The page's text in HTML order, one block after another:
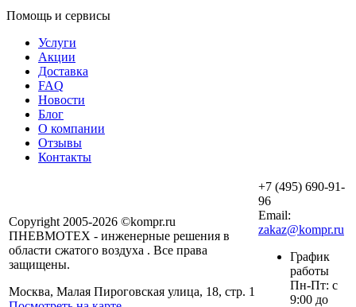
Помощь и сервисы
Услуги
Акции
Доставка
FAQ
Новости
Блог
О компании
Отзывы
Контакты
Copyright 2005-2026 ©kompr.ru
ПНЕВМОТЕХ - инженерные решения в
области сжатого воздуха . Все права
защищены.
Москва, Малая Пироговская улица, 18, стр. 1
+7 (495) 690-91-
96
Email:
zakaz@kompr.ru
График
работы
Пн-Пт: с
9:00 до